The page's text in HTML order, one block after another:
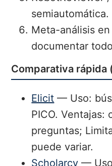
semiautomática.
Meta-análisis
documentar
Comparativa rápida
Elicit — Uso:
PICO. Ventajas:
preguntas;
puede variar.
Scholarcy —